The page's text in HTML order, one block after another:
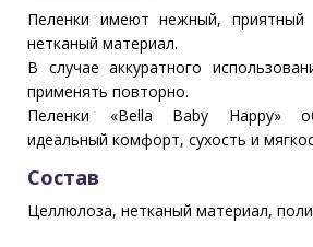
Пеленки имеют нежный,
нетканый материал.
В случае аккуратного
применять повторно.
Пеленки «Bella Baby Happy»
идеальный комфорт, сухость и
Состав
Целлюлоза, нетканый материал,